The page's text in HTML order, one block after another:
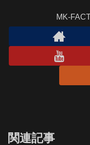
MK-
関連記事